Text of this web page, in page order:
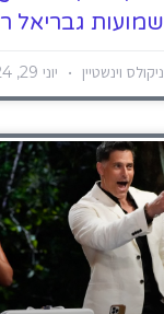
שמועות גבריאל
ניקולס וינשטיין יוני 29, 2024